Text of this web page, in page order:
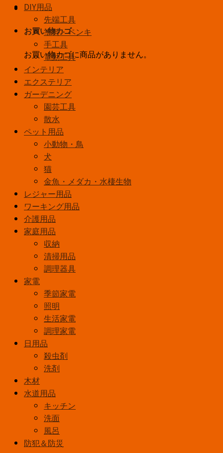
お買い物カゴ
お買い物カゴに商品がありません。
DIY用品
先端工具
塗料・ペンキ
手工具
電動工具
インテリア
エクステリア
ガーデニング
園芸工具
散水
ペット用品
小動物・鳥
犬
猫
金魚・メダカ・水棲生物
レジャー用品
ワーキング用品
介護用品
家庭用品
収納
清掃用品
調理器具
家電
季節家電
照明
生活家電
調理家電
日用品
殺虫剤
洗剤
木材
水道用品
キッチン
洗面
風呂
防犯＆防災